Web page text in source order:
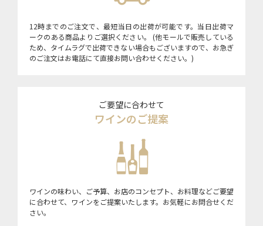
12時までのご注文で、最短当日の出荷が可能です。当日出荷マ
ークのある商品よりご選択ください。 (他モールで販売している
ため、タイムラグで出荷できない場合もございますので、お急ぎ
のご注文はお電話にて直接お問い合わせください。)
ご要望に合わせて
ワインのご提案
ワインの味わい、ご予算、お店のコンセプト、お料理などご要望
に合わせて、ワインをご提案いたします。お気軽にお問合せくだ
さい。